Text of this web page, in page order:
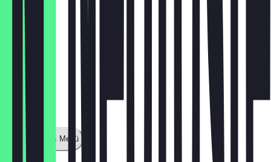
Zeige ganzes Menü